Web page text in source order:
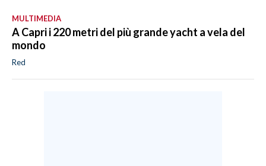
MULTIMEDIA
A Capri i 220 metri del più grande yacht a vela del
mondo
Red